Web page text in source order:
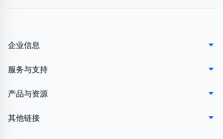
企业信息
服务与支持
产品与资源
其他链接